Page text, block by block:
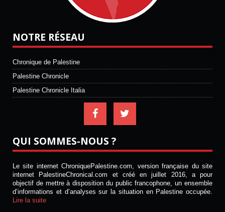
NOTRE RÉSEAU
Chronique de Palestine
Palestine Chronicle
Palestine Chronicle Italia
QUI SOMMES-NOUS ?
Le site internet ChroniquePalestine.com, version française du site
internet PalestineChronical.com et créé en juillet 2016, a pour
objectif de mettre à disposition du public francophone, un ensemble
d’informations et d’analyses sur la situation en Palestine occupée.
Lire la suite